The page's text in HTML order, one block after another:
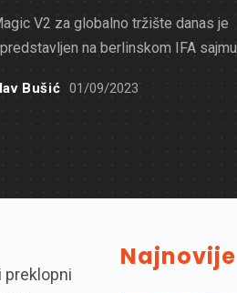
V2 za globalno tržište danas je
na berlinskom IFA sajmu
Bušić 01/09/2023
preklopni
Najnovije